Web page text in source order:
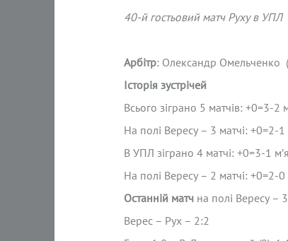
40-й гостьовий матч Руху в УПЛ
Арбітр: Олександр Омельченко
Історія зустрічей
Всього зіграно 5 матчів: +0=3-2
На полі Вересу – 3 матчі: +0=2-1
В УПЛ зіграно 4 матчі: +0=3-1
На полі Вересу – 2 матчі: +0=2-0
Останній матч на полі Вересу –
Верес – Рух – 2:2